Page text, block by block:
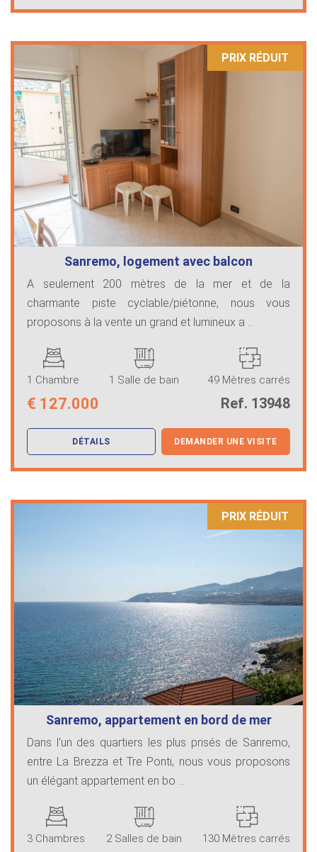
PRIX ​​RÉDUIT
Sanremo, logement avec balcon
A seulement 200 mètres de la mer et de la
charmante piste cyclable/piétonne, nous vous
proposons à la vente un grand et lumineux a ...
1 Chambre 1 Salle de bain 49 Mètres carrés
€ 127.000 Ref. 13948
DÉTAILS DEMANDER UNE VISITE
PRIX ​​RÉDUIT
Sanremo, appartement en bord de mer
Dans l'un des quartiers les plus prisés de Sanremo,
entre La Brezza et Tre Ponti, nous vous proposons
un élégant appartement en bo ...
3 Chambres 2 Salles de bain 130 Mètres carrés